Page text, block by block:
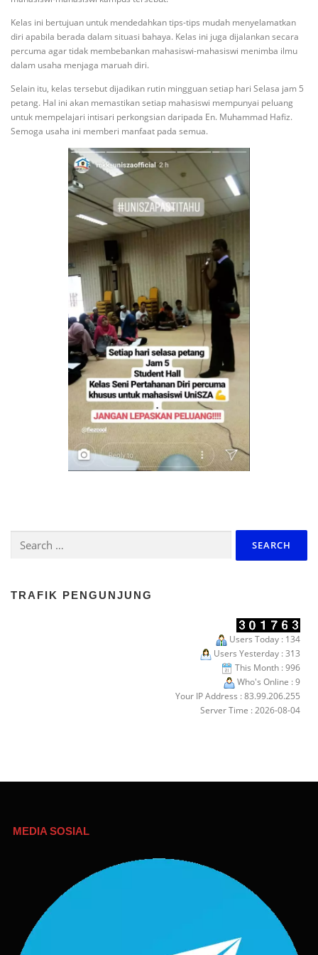
Kelas ini bertujuan untuk mendedahkan tips-tips mudah menyelamatkan
diri apabila berada dalam situasi bahaya. Kelas ini juga dijalankan secara
percuma agar tidak membebankan mahasiswi-mahasiswi menimba ilmu
dalam usaha menjaga maruah diri.
Selain itu, kelas tersebut dijadikan rutin mingguan setiap hari Selasa jam 5
petang. Hal ini akan memastikan setiap mahasiswi mempunyai peluang
untuk mempelajari intisari perkongsian daripada En. Muhammad Hafiz.
Semoga usaha ini memberi manfaat pada semua.
for:
TRAFIK PENGUNJUNG
Users Today : 134
Users Yesterday : 313
This Month : 996
Who's Online : 9
Your IP Address : 83.99.206.255
Server Time : 2026-08-04
MEDIA SOSIAL